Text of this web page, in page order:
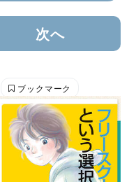
次へ
ブックマーク